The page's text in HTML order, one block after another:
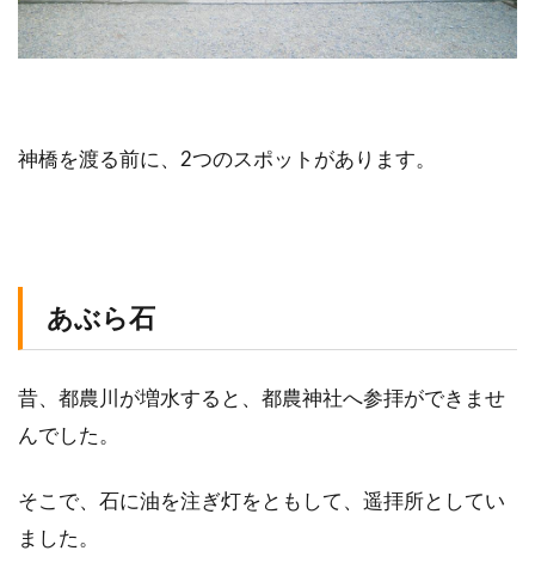
神橋を渡る前に、2つのスポットがあります。
あぶら石
昔、都農川が増水すると、都農神社へ参拝ができませ
んでした。
そこで、石に油を注ぎ灯をともして、遥拝所としてい
ました。